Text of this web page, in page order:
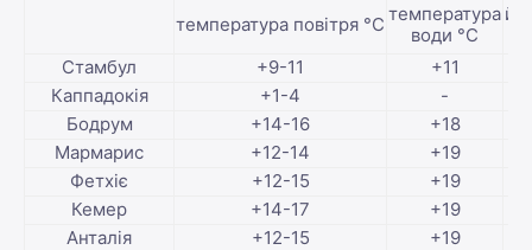
температура повітря °С температура
води °С
Стамбул +9-11
+11
Каппадокія
+1-4
-
Бодрум
+14-16
+18
Мармарис
+12-14
+19
Фетхіє
+12-15
+19
Кемер
+14-17
+19
Анталія
+12-15
+19